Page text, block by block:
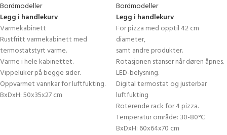
Bordmodeller
Legg i handlekurv
Varmekabinett
Rustfritt varmekabinett med
termostatstyrt varme.
Varme i hele kabinettet.
Vippeluker på begge sider.
Oppvarmet vannkar for luftfukting.
BxDxH: 50x35x27 cm
Bordmodeller
Legg i handlekurv
For pizza med opptil 42 cm
diameter,
samt andre produkter.
Rotasjonen stanser når døren åpnes.
LED-belysning.
Digital termostat og justerbar
luftfukting
Roterende rack for 4 pizza.
Temperatur område: 30-80°C
BxDxH: 60x64x70 cm